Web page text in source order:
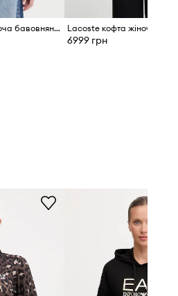
HUGO Blue кофта жіноча бавовняна Delessa_B_1 Lacoste кофта жіноча з
6999 грн